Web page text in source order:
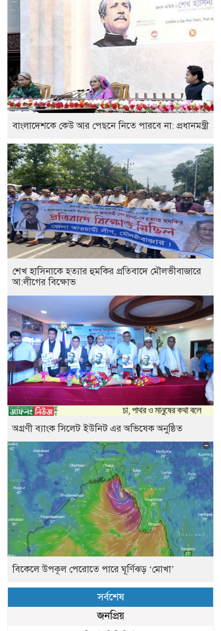
বাংলাদেশকে কেউ আর পেছনে নিতে পারবে না: প্রধানমন্ত্রী
শেখ হাসিনাকে হত্যার হুমকির প্রতিবাদে মৌলভীবাজারে
আ:লীগের বিক্ষোভ
অগ্রণী ব্যাংক সিলেট ইউনিট এর অভিষেক অনুষ্ঠিত
বিকেলে উপকূল পেরোতে পারে ঘূর্ণিঝড় ‘মোখা’
সর্বশেষ
জনপ্রিয়